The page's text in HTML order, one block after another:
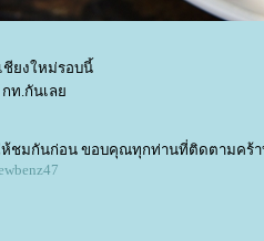
ชียงใหม่รอบนี้
กท.กันเล
ให้ชมกันก่อน ขอบคุณทุกท่านที่ติดตามคร้า